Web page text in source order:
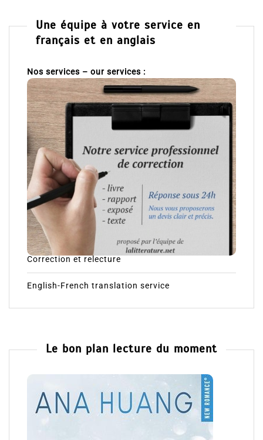
Une équipe à votre service en
français et en anglais
Nos services – our services :
Correction et relecture
English-French translation service
Le bon plan lecture du moment